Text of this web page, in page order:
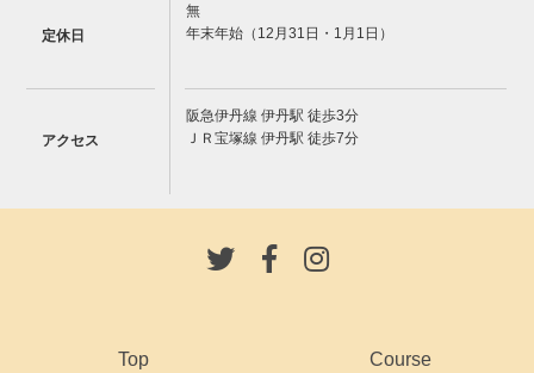
定休日
無
年末年始（12月31日・1月1日）
アクセス
阪急伊丹線 伊丹駅 徒歩3分
ＪＲ宝塚線 伊丹駅 徒歩7分
Top Course